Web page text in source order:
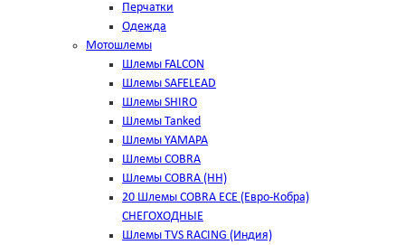
Перчатки
Одежда
Мотошлемы
Шлемы FALCON
Шлемы SAFELEAD
Шлемы SHIRO
Шлемы Tanked
Шлемы YAMAPA
Шлемы COBRA
Шлемы COBRA (HH)
20 Шлемы COBRA ECE (Евро-Кобра)
СНЕГОХОДНЫЕ
Шлемы TVS RACING (Индия)